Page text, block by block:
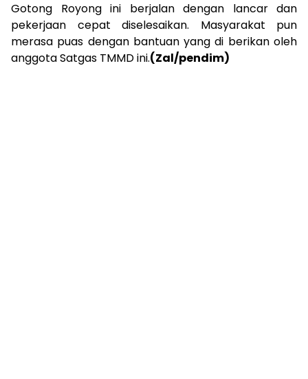
Gotong Royong ini berjalan dengan lancar dan
pekerjaan cepat diselesaikan. Masyarakat pun
merasa puas dengan bantuan yang di berikan oleh
anggota Satgas TMMD ini.(Zal/pendim)